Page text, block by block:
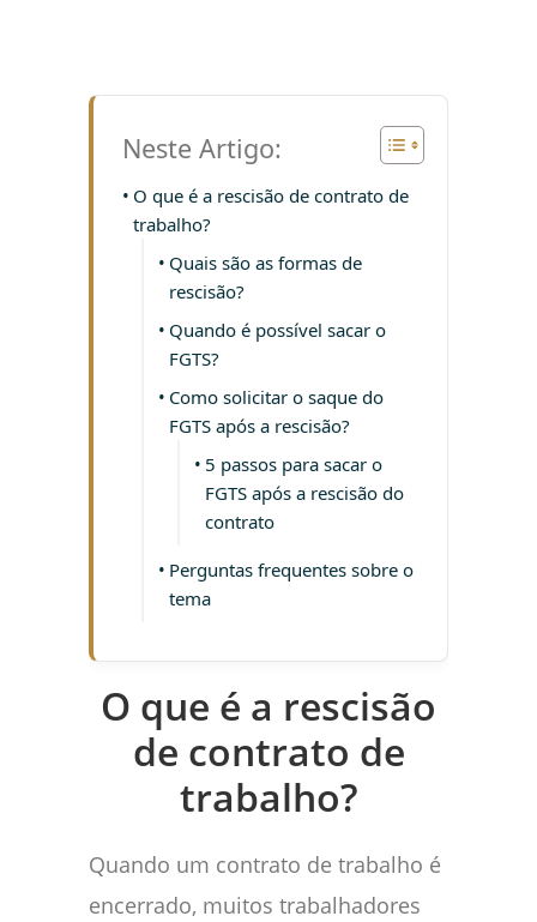
Neste Artigo:
O que é a rescisão de contrato de
trabalho?
Quais são as formas de
rescisão?
Quando é possível sacar o
FGTS?
Como solicitar o saque do
FGTS após a rescisão?
5 passos para sacar o
FGTS após a rescisão do
contrato
Perguntas frequentes sobre o
tema
O que é a rescisão
de contrato de
trabalho?
Quando um contrato de trabalho é
encerrado, muitos trabalhadores